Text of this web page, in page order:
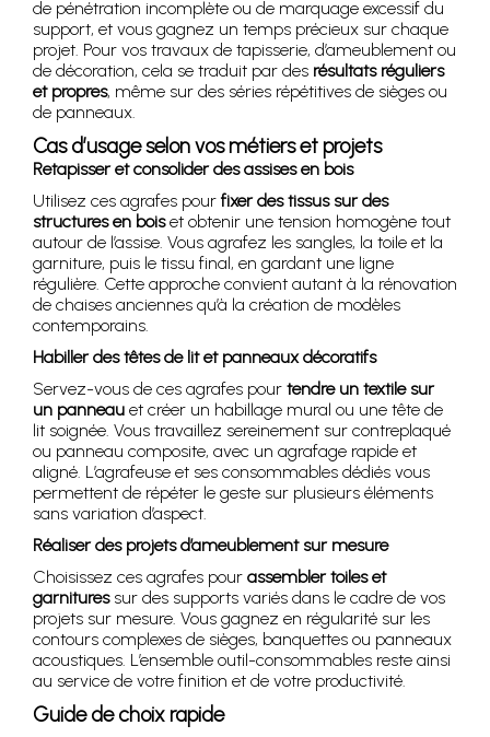
de pénétration incomplète ou de marquage excessif du
support, et vous gagnez un temps précieux sur chaque
projet. Pour vos travaux de tapisserie, d’ameublement ou
de décoration, cela se traduit par des résultats réguliers
et propres, même sur des séries répétitives de sièges ou
de panneaux.
Cas d’usage selon vos métiers et projets
Retapisser et consolider des assises en bois
Utilisez ces agrafes pour fixer des tissus sur des
structures en boiset obtenir une tension homogène tout
autour de l’assise. Vous agrafez les sangles, la toile et la
garniture, puis le tissu final, en gardant une ligne
régulière. Cette approche convient autant à la rénovation
de chaises anciennes qu’à la création de modèles
contemporains.
Habiller des têtes de lit et panneaux décoratifs
Servez-vous de ces agrafes pour tendre un textile sur
un panneau et créer un habillage mural ou une tête de
lit soignée. Vous travaillez sereinement sur contreplaqué
ou panneau composite, avec un agrafage rapide et
aligné. L’agrafeuse et ses consommables dédiés vous
permettent de répéter le geste sur plusieurs éléments
sans variation d’aspect.
Réaliser des projets d’ameublement sur mesure
Choisissez ces agrafes pour assembler toiles et
garnituressur des supports variés dans le cadre de vos
projets sur mesure. Vous gagnez en régularité sur les
contours complexes de sièges, banquettes ou panneaux
acoustiques. L’ensemble outil-consommables reste ainsi
au service de votre finition et de votre productivité.
Guide de choix rapide